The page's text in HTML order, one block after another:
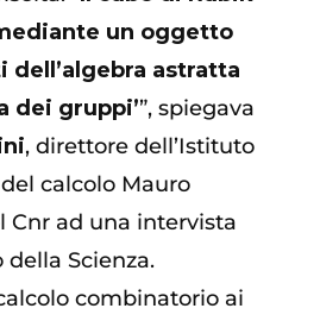
un oggetto
astratta
dei gruppi’”, spiegava
, direttore dell’Istituto
calcolo Mauro
Cnr ad una intervista
Scienza.
combinatorio ai